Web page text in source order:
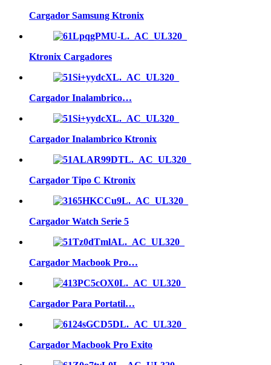
Cargador Samsung Ktronix
Ktronix Cargadores
Cargador Inalambrico…
Cargador Inalambrico Ktronix
Cargador Tipo C Ktronix
Cargador Watch Serie 5
Cargador Macbook Pro…
Cargador Para Portatil…
Cargador Macbook Pro Exito